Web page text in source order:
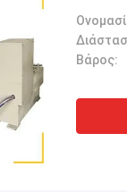
Βάρος: